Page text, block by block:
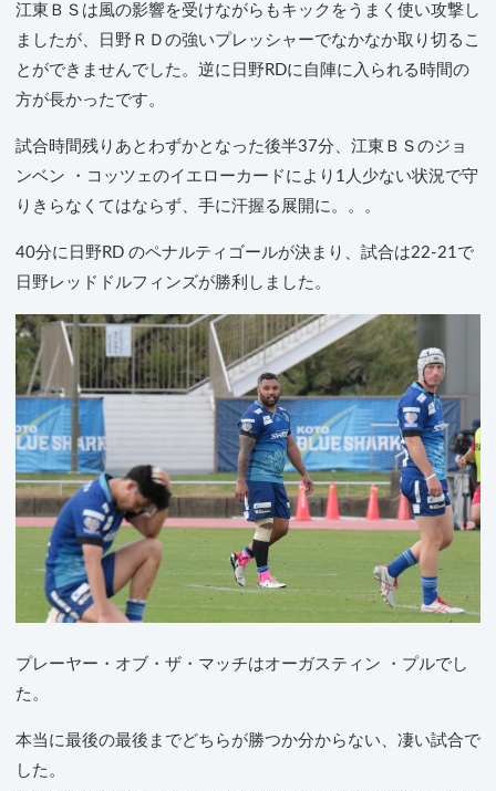
江東ＢＳは風の影響を受けながらもキックをうまく使い攻撃し
ましたが、日野ＲＤの強いプレッシャーでなかなか取り切るこ
とができませんでした。逆に日野RDに自陣に入られる時間の
方が長かったです。
試合時間残りあとわずかとなった後半37分、江東ＢＳのジョ
ンベン ・コッツェのイエローカードにより1人少ない状況で守
りきらなくてはならず、手に汗握る展開に。。。
40分に日野RD のペナルティゴールが決まり、試合は22-21で
日野レッドドルフィンズが勝利しました。
プレーヤー・オブ・ザ・マッチはオーガスティン ・プルでし
た。
本当に最後の最後までどちらが勝つか分からない、凄い試合で
した。